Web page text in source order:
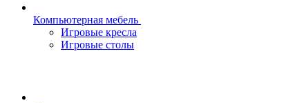
Компьютерная мебель
Игровые кресла
Игровые столы